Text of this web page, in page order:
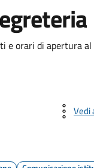
e orari di apertura al
Vedi